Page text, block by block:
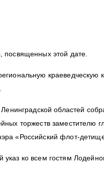
этой дате.
областей
торжеств заместителю
«Российский флот-
ко всем гостям